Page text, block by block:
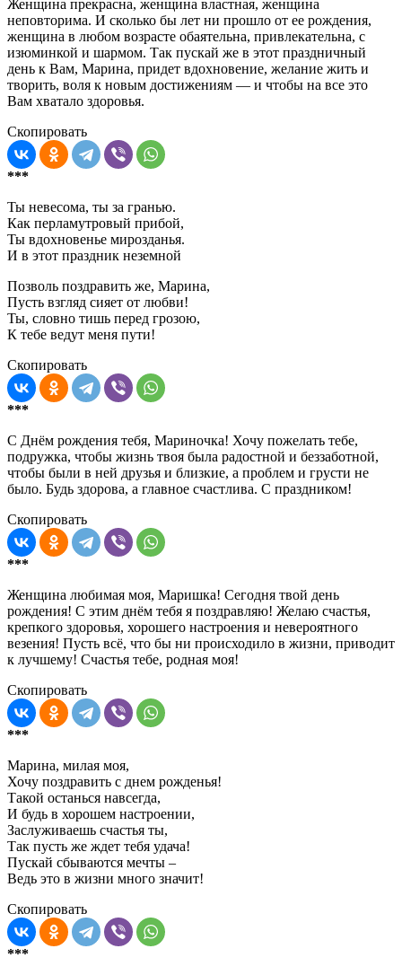
Женщина прекрасна, женщина властная, женщина
неповторима. И сколько бы лет ни прошло от ее рождения,
женщина в любом возрасте обаятельна, привлекательна, с
изюминкой и шармом. Так пускай же в этот праздничный
день к Вам, Марина, придет вдохновение, желание жить и
творить, воля к новым достижениям — и чтобы на все это
Вам хватало здоровья.
Скопировать
***
Ты невесома, ты за гранью.
Как перламутровый прибой,
Ты вдохновенье мирозданья.
И в этот праздник неземной
Позволь поздравить же, Марина,
Пусть взгляд сияет от любви!
Ты, словно тишь перед грозою,
К тебе ведут меня пути!
Скопировать
***
С Днём рождения тебя, Мариночка! Хочу пожелать тебе,
подружка, чтобы жизнь твоя была радостной и беззаботной,
чтобы были в ней друзья и близкие, а проблем и грусти не
было. Будь здорова, а главное счастлива. С праздником!
Скопировать
***
Женщина любимая моя, Маришка! Сегодня твой день
рождения! С этим днём тебя я поздравляю! Желаю счастья,
крепкого здоровья, хорошего настроения и невероятного
везения! Пусть всё, что бы ни происходило в жизни, приводит
к лучшему! Счастья тебе, родная моя!
Скопировать
***
Марина, милая моя,
Хочу поздравить с днем рожденья!
Такой останься навсегда,
И будь в хорошем настроении,
Заслуживаешь счастья ты,
Так пусть же ждет тебя удача!
Пускай сбываются мечты –
Ведь это в жизни много значит!
Скопировать
***